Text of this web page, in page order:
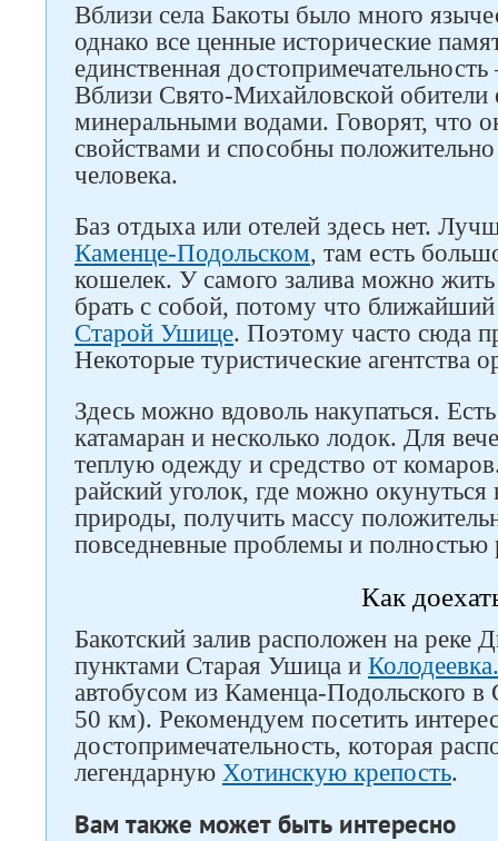
Вблизи села Бакоты было много
однако все ценные исторические
единственная
Вблизи Свято-Михайловской обители
минеральными водами. Говорят, что
свойствами и способны положительно
человека.
Баз отдыха или отелей здесь нет.
Каменце-Подольском, там есть
кошелек. У самого залива можно
брать с собой, потому что ближайший
Старой Ушице. Поэтому часто сюда
Некоторые туристические агентства
Здесь можно вдоволь накупаться.
катамаран и несколько лодок. Для
теплую одежду и средство от
райский уголок, где можно
природы, получить массу
повседневные проблемы и полностью
Как
Бакотский залив расположен на реке
пунктами Старая Ушица и Колодеевка.
автобусом из Каменца-Подольского
50 км). Рекомендуем посетить
достопримечательность, которая
легендарную Хотинскую крепость.
Вам также может быть интересно
Следите за нами в соцсетях